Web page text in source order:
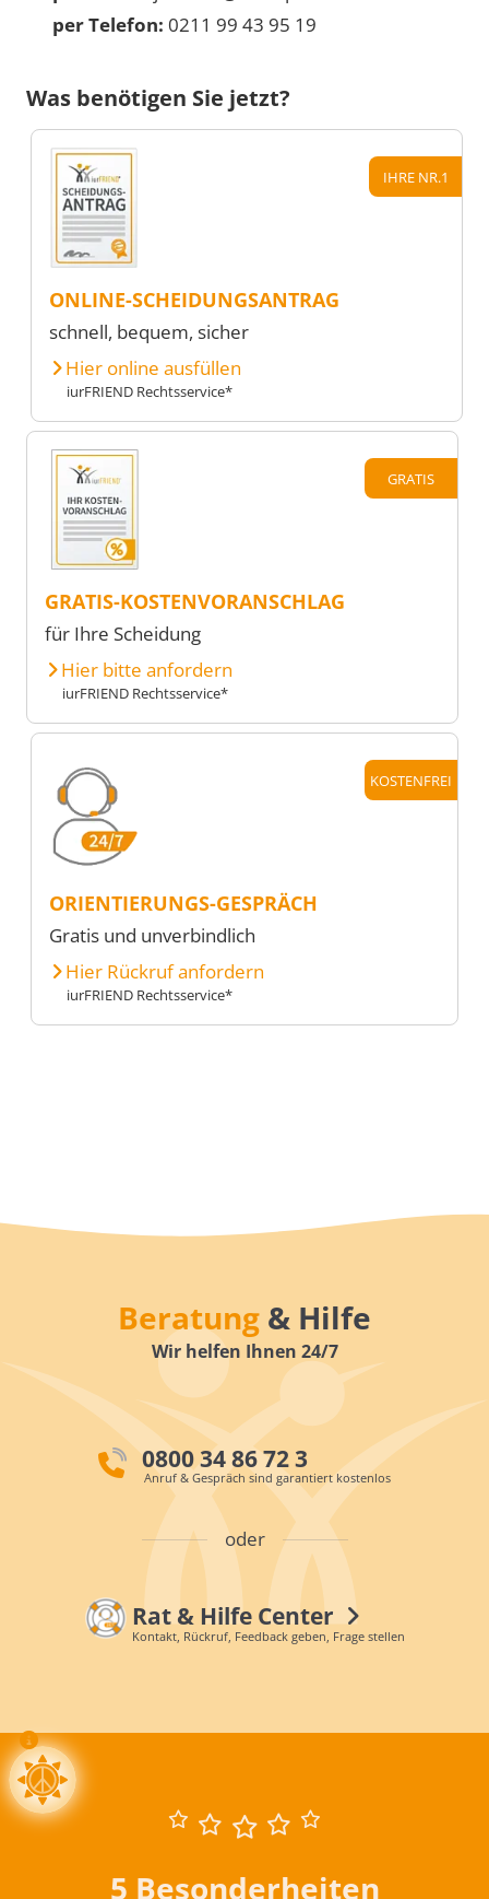
per Telefon: 0211 99 43 95 19
Was benötigen Sie jetzt?
IHRE NR.1
ONLINE-SCHEIDUNGSANTRAG
schnell, bequem, sicher
Hier online ausfüllen
iurFRIEND Rechtsservice*
GRATIS
GRATIS-KOSTENVORANSCHLAG
für Ihre Scheidung
Hier bitte anfordern
iurFRIEND Rechtsservice*
KOSTENFREI
ORIENTIERUNGS-GESPRÄCH
Gratis und unverbindlich
Hier Rückruf anfordern
iurFRIEND Rechtsservice*
Beratung & Hilfe
Wir helfen Ihnen 24/7
0800 34 86 72 3
Anruf & Gespräch sind garantiert kostenlos
oder
Rat & Hilfe Center
Kontakt, Rückruf, Feedback geben, Frage stellen
5 Besonderheiten